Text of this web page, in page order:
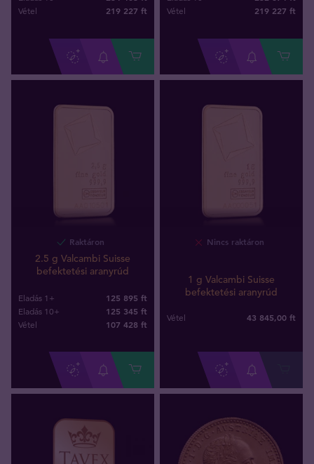
Vétel 219 227 ft Vétel 219 227 ft
Raktáron
2.5 g Valcambi Suisse
befektetési aranyrúd
Eladás 1+ 125 895 ft
Eladás 10+ 125 345 ft
Vétel 107 428 ft
Nincs raktáron
1 g Valcambi Suisse
befektetési aranyrúd
Vétel 43 845,00 ft